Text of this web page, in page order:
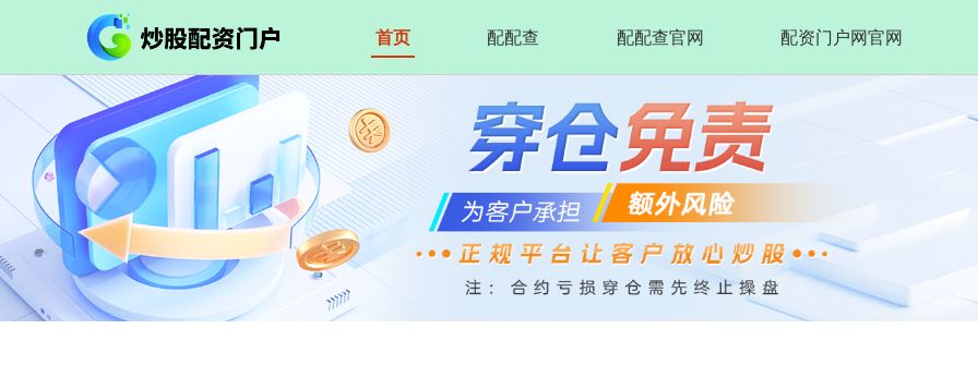
首页 配配查 配配查官网 配资门户网官网